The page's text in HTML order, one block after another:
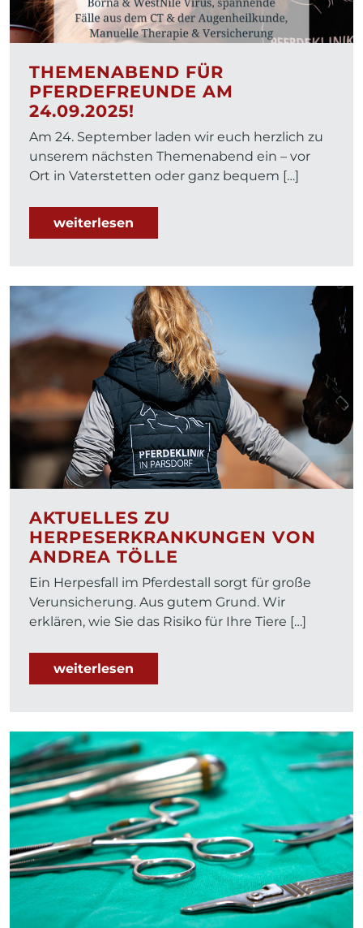
THEMENABEND FÜR
PFERDEFREUNDE AM
24.09.2025!
Am 24. September laden wir euch herzlich zu
unserem nächsten Themenabend ein – vor
Ort in Vaterstetten oder ganz bequem […]
weiterlesen
AKTUELLES ZU
HERPESERKRANKUNGEN VON
ANDREA TÖLLE
Ein Herpesfall im Pferdestall sorgt für große
Verunsicherung. Aus gutem Grund. Wir
erklären, wie Sie das Risiko für Ihre Tiere […]
weiterlesen